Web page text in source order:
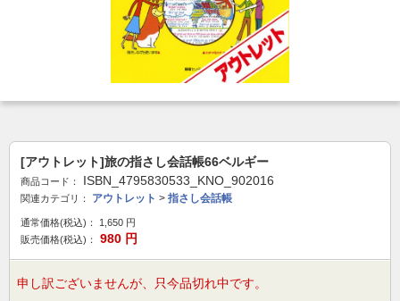
[アウトレット]旅の指さし会話帳66ベルギー
商品コード： ISBN_4795830533_KNO_902016
関連カテゴリ： アウトレット > 指さし会話帳
通常価格(税込)： 1,650 円
販売価格(税込)：
980 円
申し訳ございませんが、只今品切れ中です。